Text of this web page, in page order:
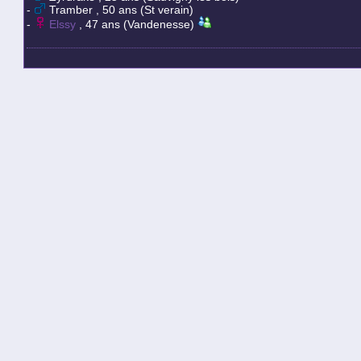
-
Tramber , 50 ans (St verain)
-
Elssy , 47 ans (Vandenesse)